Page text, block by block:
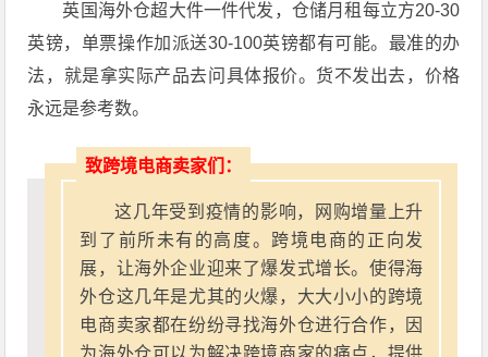
英国海外仓超大件一件代发，仓储月租每立方20-30
英镑，单票操作加派送30-100英镑都有可能。最准的办
法，就是拿实际产品去问具体报价。货不发出去，价格
永远是参考数。
致跨境电商卖家们：
这几年受到疫情的影响，网购增量上升
到了前所未有的高度。跨境电商的正向发
展，让海外企业迎来了爆发式增长。使得海
外仓这几年是尤其的火爆，大大小小的跨境
电商卖家都在纷纷寻找海外仓进行合作，因
为海外仓可以为解决跨境商家的痛点，提供